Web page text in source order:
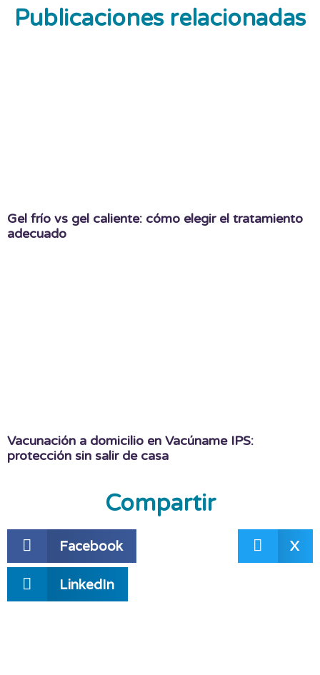
Publicaciones relacionadas
Gel frío vs gel caliente: cómo elegir el tratamiento
adecuado
Vacunación a domicilio en Vacúname IPS:
protección sin salir de casa
Compartir
Facebook X
LinkedIn